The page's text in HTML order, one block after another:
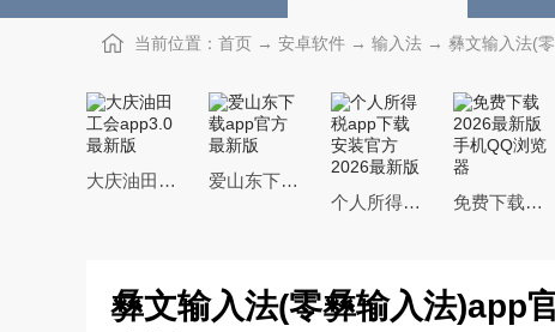
当前位置： 首页 → 安卓软件 → 输入法 → 彝文输入法(
大庆油田工会app3.0最新版
爱山东下载app官方最新版
个人所得税app下载安装官方2026最新版
免费下载2026最新版手机QQ浏览器
彝文输入法(零彝输入法)app